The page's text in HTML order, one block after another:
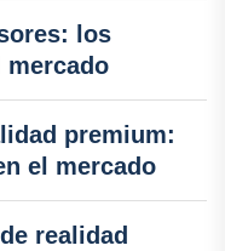
los
mercado
premium:
el mercado
realidad